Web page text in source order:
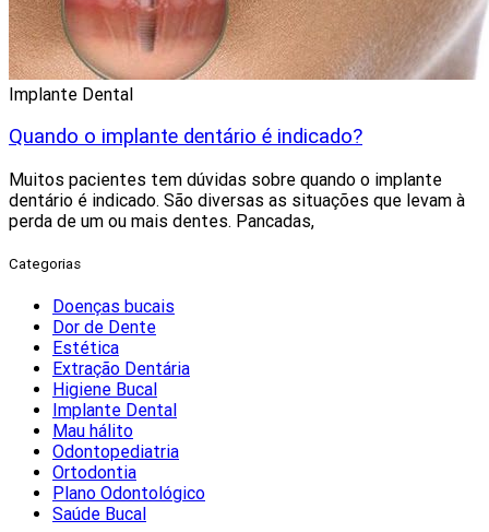
Implante Dental
Quando o implante dentário é indicado?
Muitos pacientes tem dúvidas sobre quando o implante
dentário é indicado. São diversas as situações que levam à
perda de um ou mais dentes. Pancadas,
Categorias
Doenças bucais
Dor de Dente
Estética
Extração Dentária
Higiene Bucal
Implante Dental
Mau hálito
Odontopediatria
Ortodontia
Plano Odontológico
Saúde Bucal